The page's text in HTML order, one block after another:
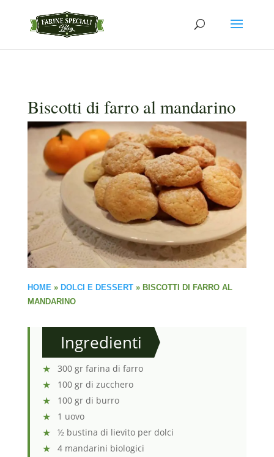
Biscotti di farro al mandarino
HOME » DOLCI E DESSERT» BISCOTTI DI FARRO AL
MANDARINO
Ingredienti
300 gr farina di farro
100 gr di zucchero
100 gr di burro
1 uovo
½ bustina di lievito per dolci
4 mandarini biologici